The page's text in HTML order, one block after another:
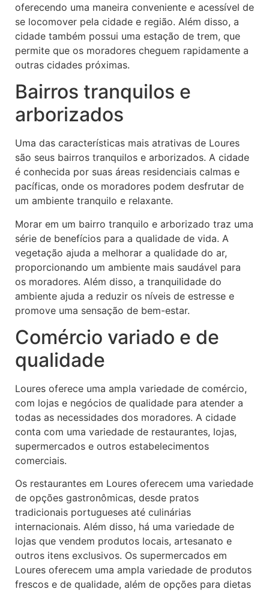
oferecendo uma maneira conveniente e acessível de
se locomover pela cidade e região. Além disso, a
cidade também possui uma estação de trem, que
permite que os moradores cheguem rapidamente a
outras cidades próximas.
Bairros tranquilos e
arborizados
Uma das características mais atrativas de Loures
são seus bairros tranquilos e arborizados. A cidade
é conhecida por suas áreas residenciais calmas e
pacíficas, onde os moradores podem desfrutar de
um ambiente tranquilo e relaxante.
Morar em um bairro tranquilo e arborizado traz uma
série de benefícios para a qualidade de vida. A
vegetação ajuda a melhorar a qualidade do ar,
proporcionando um ambiente mais saudável para
os moradores. Além disso, a tranquilidade do
ambiente ajuda a reduzir os níveis de estresse e
promove uma sensação de bem-estar.
Comércio variado e de
qualidade
Loures oferece uma ampla variedade de comércio,
com lojas e negócios de qualidade para atender a
todas as necessidades dos moradores. A cidade
conta com uma variedade de restaurantes, lojas,
supermercados e outros estabelecimentos
comerciais.
Os restaurantes em Loures oferecem uma variedade
de opções gastronômicas, desde pratos
tradicionais portugueses até culinárias
internacionais. Além disso, há uma variedade de
lojas que vendem produtos locais, artesanato e
outros itens exclusivos. Os supermercados em
Loures oferecem uma ampla variedade de produtos
frescos e de qualidade, além de opções para dietas